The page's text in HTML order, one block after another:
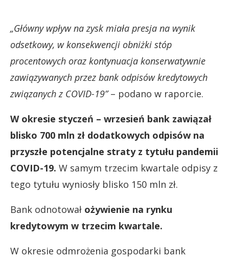
„Główny wpływ na zysk miała presja na wynik
odsetkowy, w konsekwencji obniżki stóp
procentowych oraz kontynuacja konserwatywnie
zawiązywanych przez bank odpisów kredytowych
związanych z COVID-19”– podano w raporcie.
W okresie styczeń – wrzesień bank zawiązał
blisko 700 mln zł dodatkowych odpisów na
przyszłe potencjalne straty z tytułu pandemii
COVID-19. W samym trzecim kwartale odpisy z
tego tytułu wyniosły blisko 150 mln zł.
Bank odnotował ożywienie na rynku
kredytowym w trzecim kwartale.
W okresie odmrożenia gospodarki bank